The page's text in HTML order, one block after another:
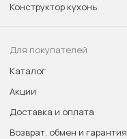
Конструктор кухонь
Для покупателей
Каталог
Акции
Доставка и оплата
Возврат, обмен и гарантия